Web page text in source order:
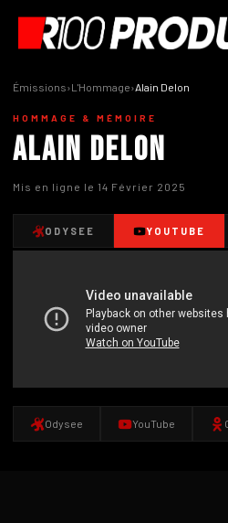
Émissions›L'Hommage›Alain Delon
HOMMAGE & MÉMOIRE
Alain Delon
Mis en ligne le 14 Février 2025
ODYSEE YOUTUBE
Odysee YouTube